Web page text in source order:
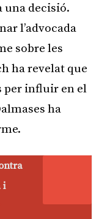
una decisió.
l’advocada
sobre les
ha revelat que
per influir en el
ha
i